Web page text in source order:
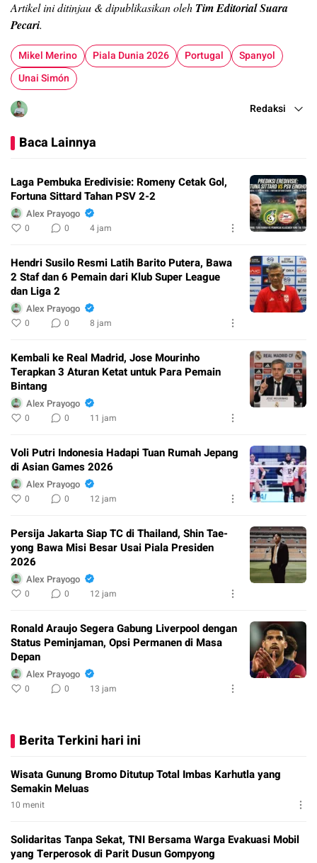
Artikel ini ditinjau & dipublikasikan oleh Tim Editorial Suara
Pecari.
Mikel Merino Piala Dunia 2026 Portugal
Spanyol
Unai Simón
Redaksi
Baca Lainnya
Laga Pembuka Eredivisie: Romeny Cetak Gol,
Fortuna Sittard Tahan PSV 2-2
Alex Prayogo
0 0 4 jam
Hendri Susilo Resmi Latih Barito Putera, Bawa
2 Staf dan 6 Pemain dari Klub Super League
dan Liga 2
Alex Prayogo
0 0 8 jam
Kembali ke Real Madrid, Jose Mourinho
Terapkan 3 Aturan Ketat untuk Para Pemain
Bintang
Alex Prayogo
0 0 11 jam
Voli Putri Indonesia Hadapi Tuan Rumah Jepang
di Asian Games 2026
Alex Prayogo
0 0 12 jam
Persija Jakarta Siap TC di Thailand, Shin Tae-
yong Bawa Misi Besar Usai Piala Presiden
2026
Alex Prayogo
0 0 12 jam
Ronald Araujo Segera Gabung Liverpool dengan
Status Peminjaman, Opsi Permanen di Masa
Depan
Alex Prayogo
0 0 13 jam
Berita Terkini hari ini
Wisata Gunung Bromo Ditutup Total Imbas Karhutla yang
Semakin Meluas
10 menit
Solidaritas Tanpa Sekat, TNI Bersama Warga Evakuasi Mobil
yang Terperosok di Parit Dusun Gompyong